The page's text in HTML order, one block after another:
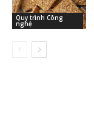
Quy trình Công
nghệ